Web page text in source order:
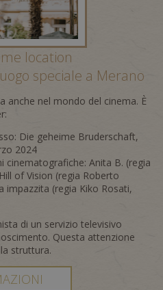
location
speciale a Merano
anche nel mondo del cinema. È
Die geheime Bruderschaft,
2024
cinematografiche: Anita B. (regia
of Vision (regia Roberto
impazzita (regia Kiko Rosati,
di un servizio televisivo
Questa attenzione
struttura.